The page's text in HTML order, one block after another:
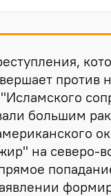
против
большим
на северо-